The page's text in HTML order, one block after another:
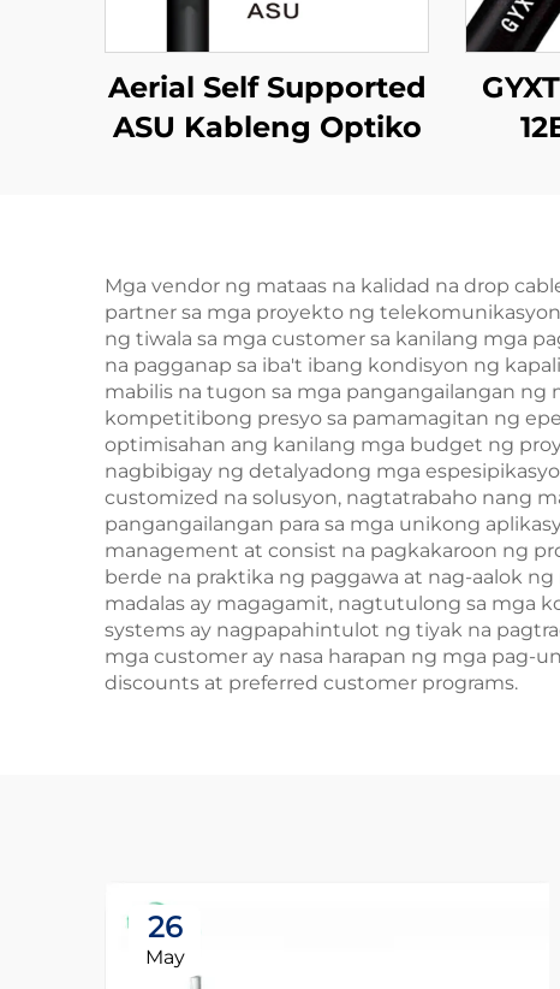
Aerial Self Supported
ASU Kableng Optiko
Mga vendor ng mataas na kalidad na drop
partner sa mga proyekto ng
ng tiwala sa mga customer sa kanilang mga
na pagganap sa iba't ibang kondisyon ng
mabilis na tugon sa mga pangangailangan ng
kompetitibong presyo sa pamamagitan ng
optimisahan ang kanilang mga budget ng
nagbibigay ng detalyadong mga
customized na solusyon, nagtatrabaho nang
pangangailangan para sa mga unikong
management at consist na pagkakaroon ng
berde na praktika ng paggawa at nag-aalok
madalas ay magagamit, nagtutulong sa mga
systems ay nagpapahintulot ng tiyak na
mga customer ay nasa harapan ng mga pag-
discounts at preferred customer programs.
26
May